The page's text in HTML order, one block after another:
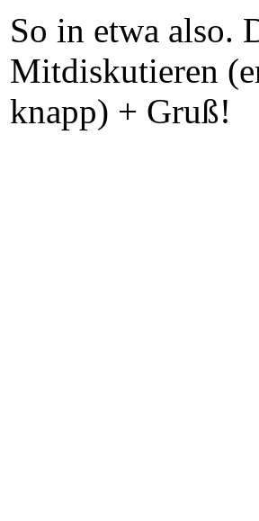
So in etwa also.
Mitdiskutieren
knapp) + Gruß!